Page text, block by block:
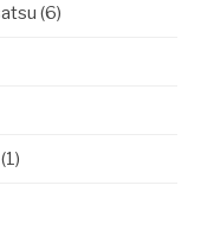
(6)
(1)